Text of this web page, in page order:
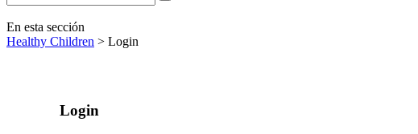
En esta sección
Healthy Children > Login
Login